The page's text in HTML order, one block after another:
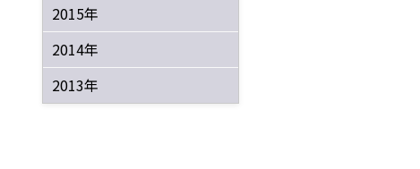
2015年
2014年
2013年